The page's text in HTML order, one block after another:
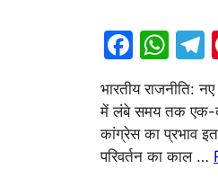
F
c
e
b
W
h
at
s
A
भारतीय राजनीति:
में लंबे समय तक एक-
कांग्रेस का प्रभाव
परिवर्तन का काल …